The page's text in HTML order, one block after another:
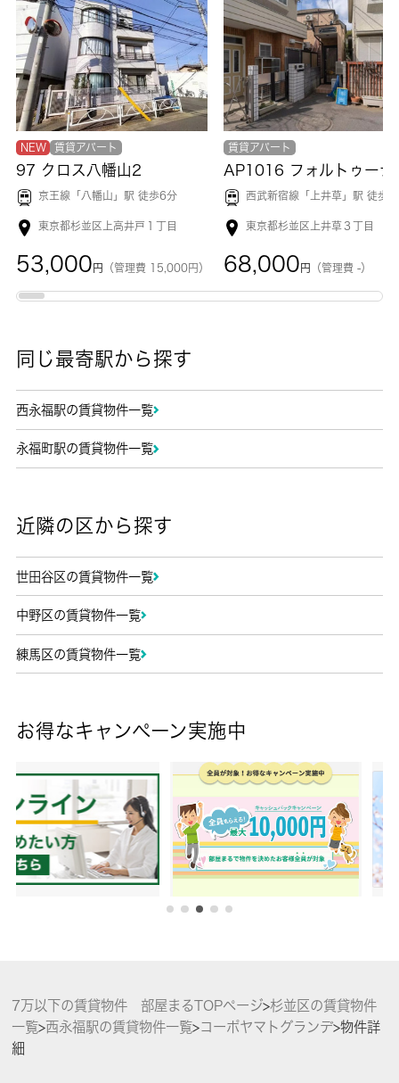
NEW 賃貸アパート
97 クロス八幡山2
京王線「 八幡山 」駅 徒歩6分
東京都杉並区上高井戸１丁目
53,000 円 （管理費 15,000円）
賃貸アパート
西武新宿線「 上井草 」駅 徒歩
東京都杉並区上井草３丁目
68,000 円 （管理費 -）
同じ最寄駅から探す
西永福駅の賃貸物件一覧
永福町駅の賃貸物件一覧
近隣の区から探す
世田谷区の賃貸物件一覧
中野区の賃貸物件一覧
練馬区の賃貸物件一覧
お得なキャンペーン実施中
7万以下の賃貸物件 部屋まるTOPページ>杉並区の賃貸物件
一覧>西永福駅の賃貸物件一覧>コーポヤマトグランデ>物件詳
細